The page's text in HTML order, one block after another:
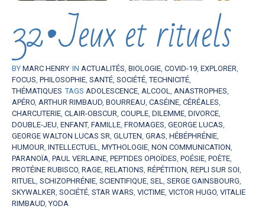
32•Jeux et rituels
BY MARC HENRY IN ACTUALITÉS, BIOLOGIE, COVID-19, EXPLORER,
FOCUS, PHILOSOPHIE, SANTÉ, SOCIÉTÉ,TECHNICITÉ,
THÉMATIQUES TAGS ADOLESCENCE, ALCOOL, ANASTROPHES,
APÉRO, ARTHUR RIMBAUD, BOURREAU, CASÉINE, CÉRÉALES,
CHARCUTERIE, CLAIR-OBSCUR, COUPLE, DILEMME, DIVORCE,
DOUBLE-JEU, ENFANT, FAMILLE, FROMAGES, GEORGE LUCAS,
GEORGE WALTON LUCAS SR, GLUTEN, GRAS, HÉBÉPHRÉNIE,
HUMOUR, INTELLECTUEL, MYTHOLOGIE, NON COMMUNICATION,
PARANOÏA, PAUL VERLAINE, PEPTIDES OPIOÏDES, POÉSIE, POÈTE,
PROTÉINE RUBISCO, RAGE, RELATIONS, RÉPÉTITION, REPLI SUR SOI,
RITUEL, SCHIZOPHRÉNIE, SCIENTIFIQUE, SEL, SERGE GAINSBOURG,
SKYWALKER, SOCIÉTÉ, STAR WARS, VICTIME, VICTOR HUGO, VITALIE
RIMBAUD,YODA